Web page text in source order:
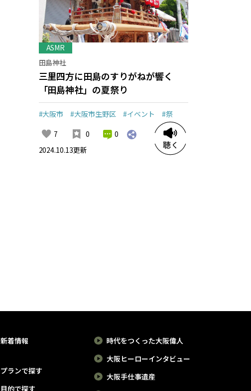
ASMR
田島神社
三里四方に田島のすりがねが響く
「田島神社」の夏祭り
#大阪市 #大阪市生野区 #イベント #祭
7 0
0
2024.10.13更新
新着情報
プランで探す
目的で探す
時代をつくった大阪偉人
大阪ヒーローインタビュー
大阪手仕事遺産